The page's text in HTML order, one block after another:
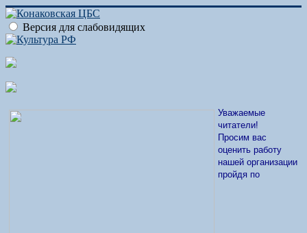
Версия для слабовидящих
Уважаемые
читатели!
Просим вас
оценить работу
нашей организации
пройдя по